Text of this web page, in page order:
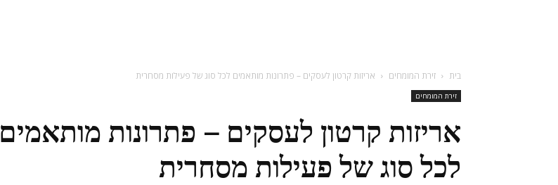
ד"ר
בית זירת המומחים אריזות קרטון לעסקים – פתרונות מותאמים לכל סוג של פעילות מסחרית
זירת המומחים
אריזות קרטון לעסקים – פתרונות מותאמים
לכל סוג של פעילות מסחרית